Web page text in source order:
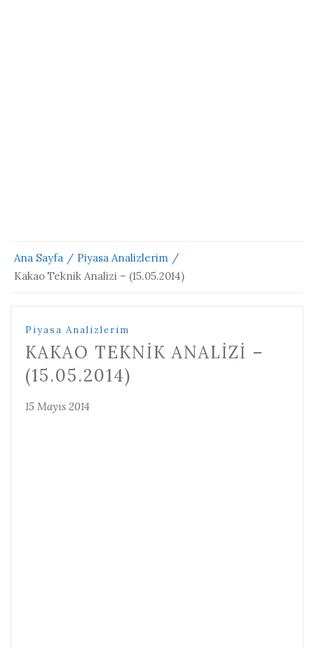
Ana Sayfa
Piyasa Analizlerim
Kakao Teknik Analizi – (15.05.2014)
Piyasa Analizlerim
KAKAO TEKNIK ANALIZI –
(15.05.2014)
15 Mayıs 2014